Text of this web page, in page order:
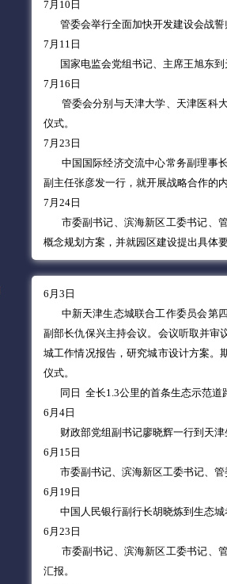
7月10日
管委会举行全面加快开发建设会战
7月11日
国家电监会党组书记、主席王旭东
7月16日
管委会分别与天津大学、天津医科
仪式。
7月23日
中国国际经济交流中心常务副理事
副主任张彦发一行，就开展战略合作的
7月24日
市委副书记、滨海新区工委书记、
概念规划方案，并就园区建设提出具体
6月3日
中新天津生态城联合工作委员会第四
副部长仇保兴主持会议。会议听取并审
城工作情况报告，研究城市设计方案。
仪式。
同日 全长1.3公里的首条生态示范
6月4日
财政部党组副书记廖晓辉一行到天
6月15日
市委副书记、滨海新区工委书记、
6月19日
中国人民银行副行长胡晓炼到生态城
6月23日
市委副书记、滨海新区工委书记、
汇报。